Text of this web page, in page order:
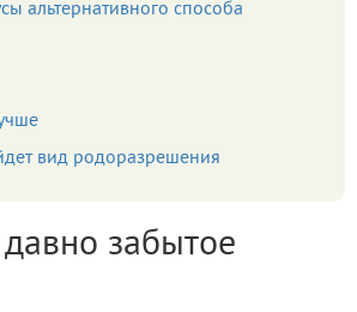
альтернативного способа
вид родоразрешения
забытое